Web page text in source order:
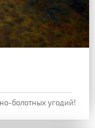
болотных угодий!